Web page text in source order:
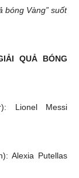
bóng Vàng” suốt
QUẢ BÓNG
Lionel Messi
Alexia Putellas